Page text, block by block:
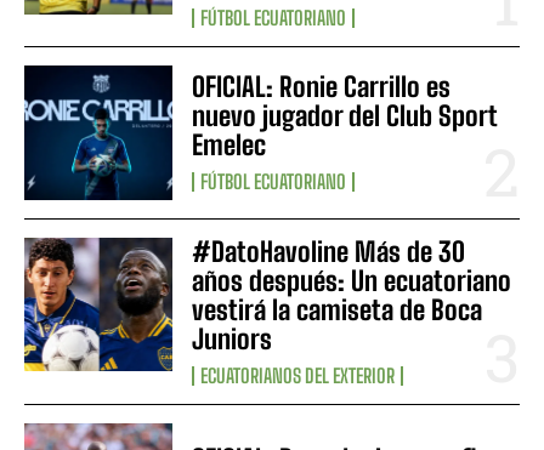
FÚTBOL ECUATORIANO
OFICIAL: Ronie Carrillo es
nuevo jugador del Club Sport
Emelec
FÚTBOL ECUATORIANO
#DatoHavoline Más de 30
años después: Un ecuatoriano
vestirá la camiseta de Boca
Juniors
ECUATORIANOS DEL EXTERIOR